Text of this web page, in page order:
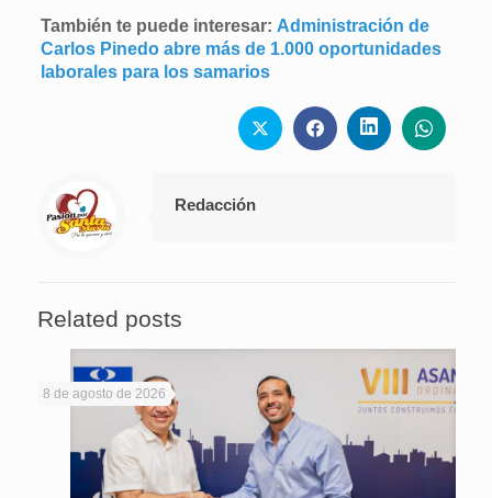
También te puede interesar: Administración de
Carlos Pinedo abre más de 1.000 oportunidades
laborales para los samarios
Redacción
Related posts
8 de agosto de 2026